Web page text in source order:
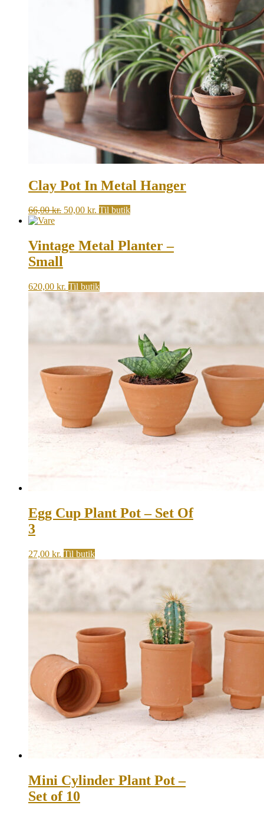
Clay Pot In Metal Hanger
66,00kr. Original
66,00 kr..
50,00 kr. Current
50,00 kr..
Til butik
Vintage Metal Planter –
Small
620,00 kr. Til butik
Egg Cup Plant Pot – Set Of
3
27,00 kr. Til butik
Mini Cylinder Plant Pot –
Set of 10